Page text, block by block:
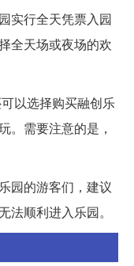
实行全天凭票入园
全天场或夜场的欢
以选择购买融创乐
。需要注意的是，
园的游客们，建议
顺利进入乐园。